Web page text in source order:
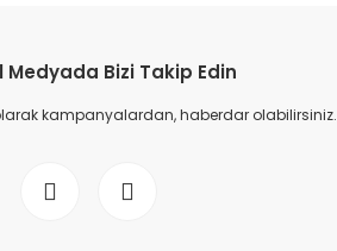
Medyada Bizi Takip Edin
kampanyalardan, haberdar olabilirsiniz.